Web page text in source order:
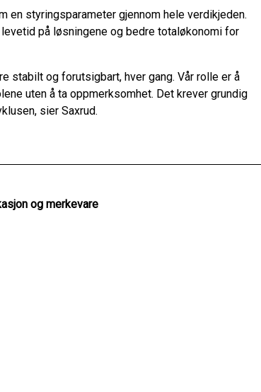
styringsparameter gjennom hele verdikjeden.
på løsningene og bedre totaløkonomi for
stabilt og forutsigbart, hver gang. Vår rolle er å
uten å ta oppmerksomhet. Det krever grundig
sier Saxrud.
og merkevare